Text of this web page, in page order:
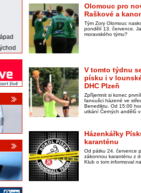
Olomouc pro
Raškové a
Tým Zory Olomouc
pondělí 13. července.
moravského týmu?
V tomto týdnu
písku i v
DHC Plzeň
Zpříjemnit si konec
fanoušci házené ve
Benediktu. Od 15:00
utkání Černých andělů
Házenkářky
karanténu
Od pátku 24. července
zákonnou karanténu z
Klub o tom informoval